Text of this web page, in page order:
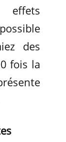
des
fois la